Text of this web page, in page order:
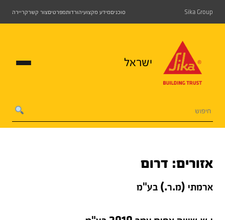
Sika Group סוכניםמידע מקצועיהורדותמפרטיםצור קשרקריירה
ישראל
אזורים: דרום
ארמתי (מ.ר.) בע"מ